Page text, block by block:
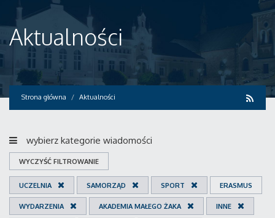
Aktualności
Strona główna Aktualności
wybierz kategorie wiadomości
WYCZYŚĆ FILTROWANIE
UCZELNIA SAMORZĄD SPORT ERASMUS
WYDARZENIA AKADEMIA MAŁEGO ŻAKA INNE